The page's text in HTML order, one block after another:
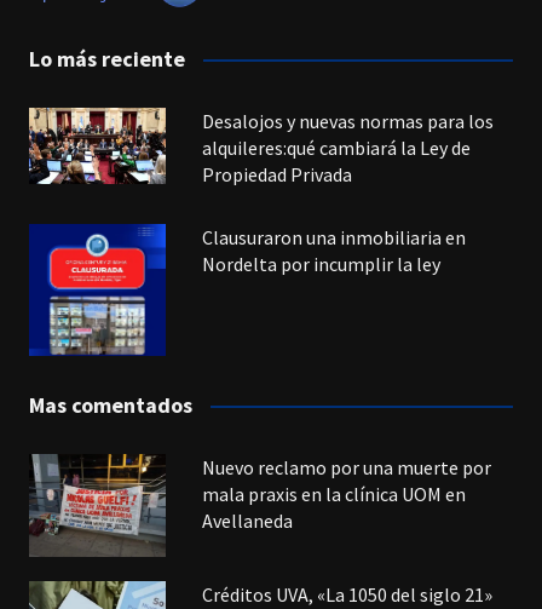
Lo más reciente
Desalojos y nuevas normas para los
alquileres:qué cambiará la Ley de
Propiedad Privada
Clausuraron una inmobiliaria en
Nordelta por incumplir la ley
Mas comentados
Nuevo reclamo por una muerte por
mala praxis en la clínica UOM en
Avellaneda
Créditos UVA, «La 1050 del siglo 21»